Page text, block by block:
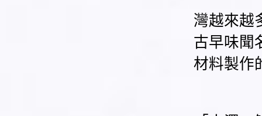
灣越來越
古早味聞
材料製作